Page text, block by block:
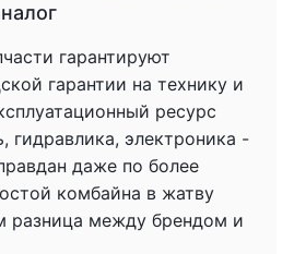
гарантируют
гарантии на технику и
ресурс
гидравлика, электроника -
даже по более
комбайна в жатву
разница между брендом и